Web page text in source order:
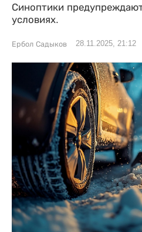
Синоптики
условиях.
Ербол Садыков 28.11.2025, 21:12